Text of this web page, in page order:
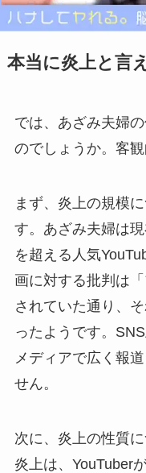
本当に炎上と言
では、あざみ夫婦
のでしょうか。客
まず、炎上の規模
す。あざみ夫婦は
を超える人気
画に対する批判は
されていた通り、
ったようです。
メディアで広く報
せん。
次に、炎上の性質
炎上は、YouTuber